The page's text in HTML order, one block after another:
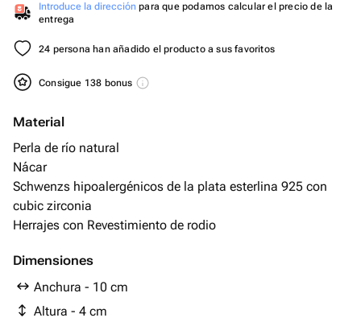
Introduce la dirección para que podamos calcular el precio de la
entrega
24 persona han añadido el producto a sus favoritos
Consigue 138 bonus
Material
Perla de río natural
Nácar
Schwenzs hipoalergénicos de la plata esterlina 925 con
cubic zirconia
Herrajes con Revestimiento de rodio
Dimensiones
Anchura - 10 cm
Altura - 4 cm